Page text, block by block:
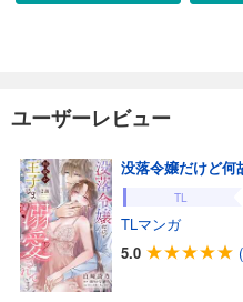
ユーザーレビュー
TL
TLマンガ
5.0